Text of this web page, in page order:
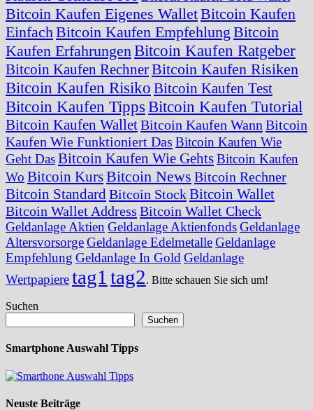
Bitcoin Kaufen Eigenes WalletBitcoin Kaufen
EinfachBitcoin Kaufen Empfehlung Bitcoin
Kaufen ErfahrungenBitcoin Kaufen Ratgeber
Bitcoin Kaufen RechnerBitcoin Kaufen Risiken
Bitcoin Kaufen Risiko Bitcoin Kaufen Test
Bitcoin Kaufen TippsBitcoin Kaufen Tutorial
Bitcoin Kaufen WalletBitcoin Kaufen Wann Bitcoin
Kaufen Wie Funktioniert Das Bitcoin Kaufen Wie
Geht DasBitcoin Kaufen Wie GehtsBitcoin Kaufen
Wo Bitcoin KursBitcoin News Bitcoin Rechner
Bitcoin StandardBitcoin StockBitcoin Wallet
Bitcoin Wallet Address Bitcoin Wallet Check
Geldanlage Aktien Geldanlage AktienfondsGeldanlage
AltersvorsorgeGeldanlage EdelmetalleGeldanlage
Empfehlung Geldanlage In Gold Geldanlage
Wertpapieretag1 tag2. Bitte schauen Sie sich um!
Suchen
Suchen
Smartphone Auswahl Tipps
Neuste Beiträge